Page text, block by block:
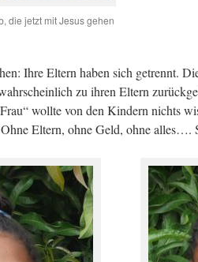
die jetzt mit Jesus gehen
Ihre Eltern haben sich getrennt.
zu ihren Eltern
wollte von den Kindern nichts
Eltern, ohne Geld, ohne alles….